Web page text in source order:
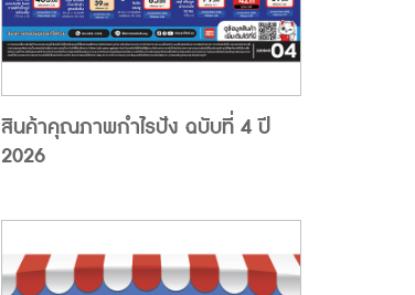
สินค้าคุณภาพกำไรปัง ฉบับที่ 4 ปี
2026